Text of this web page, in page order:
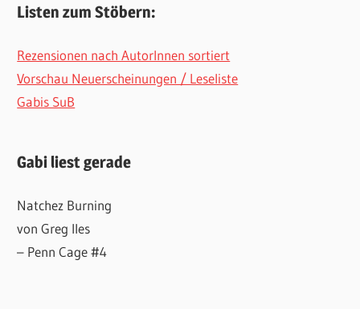
Listen zum Stöbern:
Rezensionen nach AutorInnen sortiert
Vorschau Neuerscheinungen / Leseliste
Gabis SuB
Gabi liest gerade
Natchez Burning
von Greg Iles
– Penn Cage #4